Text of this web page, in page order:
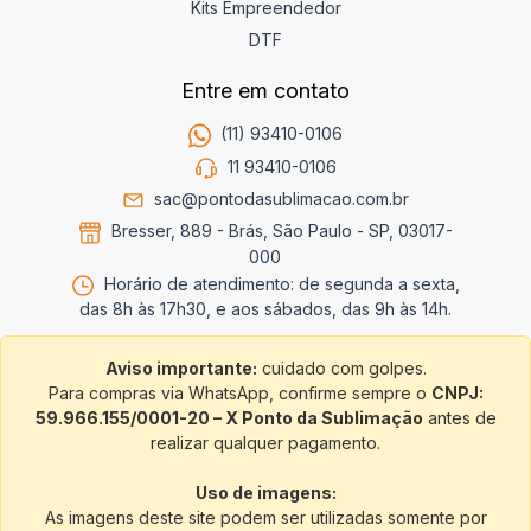
Kits Empreendedor
DTF
Entre em contato
(11) 93410-0106
11 93410-0106
sac@pontodasublimacao.com.br
Bresser, 889 - Brás, São Paulo - SP, 03017-
000
Horário de atendimento: de segunda a sexta,
das 8h às 17h30, e aos sábados, das 9h às 14h.
Aviso importante: cuidado com golpes.
Para compras via WhatsApp, confirme sempre o CNPJ:
59.966.155/0001-20 – X Ponto da Sublimação antes de
realizar qualquer pagamento.
Uso de imagens:
As imagens deste site podem ser utilizadas somente por